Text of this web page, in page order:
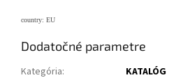
country: EU
Dodatočné parametre
Kategória:
KATALÓG